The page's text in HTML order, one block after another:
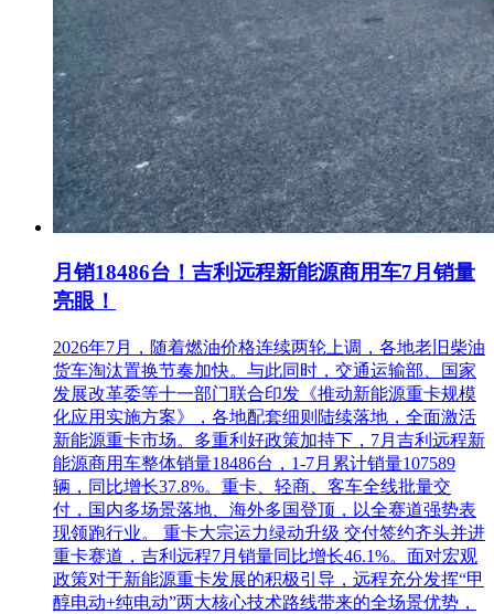
月销18486台！吉利远程新能源商用车7月销量
亮眼！
2026年7月，随着燃油价格连续两轮上调，各地老旧柴油
货车淘汰置换节奏加快。与此同时，交通运输部、国家
发展改革委等十一部门联合印发《推动新能源重卡规模
化应用实施方案》，各地配套细则陆续落地，全面激活
新能源重卡市场。多重利好政策加持下，7月吉利远程新
能源商用车整体销量18486台，1-7月累计销量107589
辆，同比增长37.8%。重卡、轻商、客车全线批量交
付，国内多场景落地、海外多国登顶，以全赛道强势表
现领跑行业。 重卡大宗运力绿动升级 交付签约齐头并进
重卡赛道，吉利远程7月销量同比增长46.1%。面对宏观
政策对于新能源重卡发展的积极引导，远程充分发挥“甲
醇电动+纯电动”两大核心技术路线带来的全场景优势，